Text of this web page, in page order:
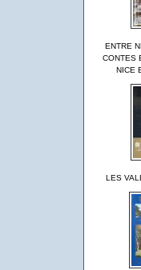
ENTRE
CONTES
NICE
LES